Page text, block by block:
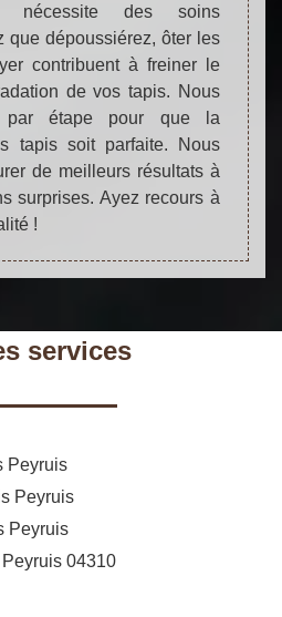
nécessite des soins
que dépoussiérez, ôter les
contribuent à freiner le
de vos tapis. Nous
par étape pour que la
tapis soit parfaite. Nous
de meilleurs résultats à
surprises. Ayez recours à
!
services
Peyruis
Peyruis
Peyruis
04310